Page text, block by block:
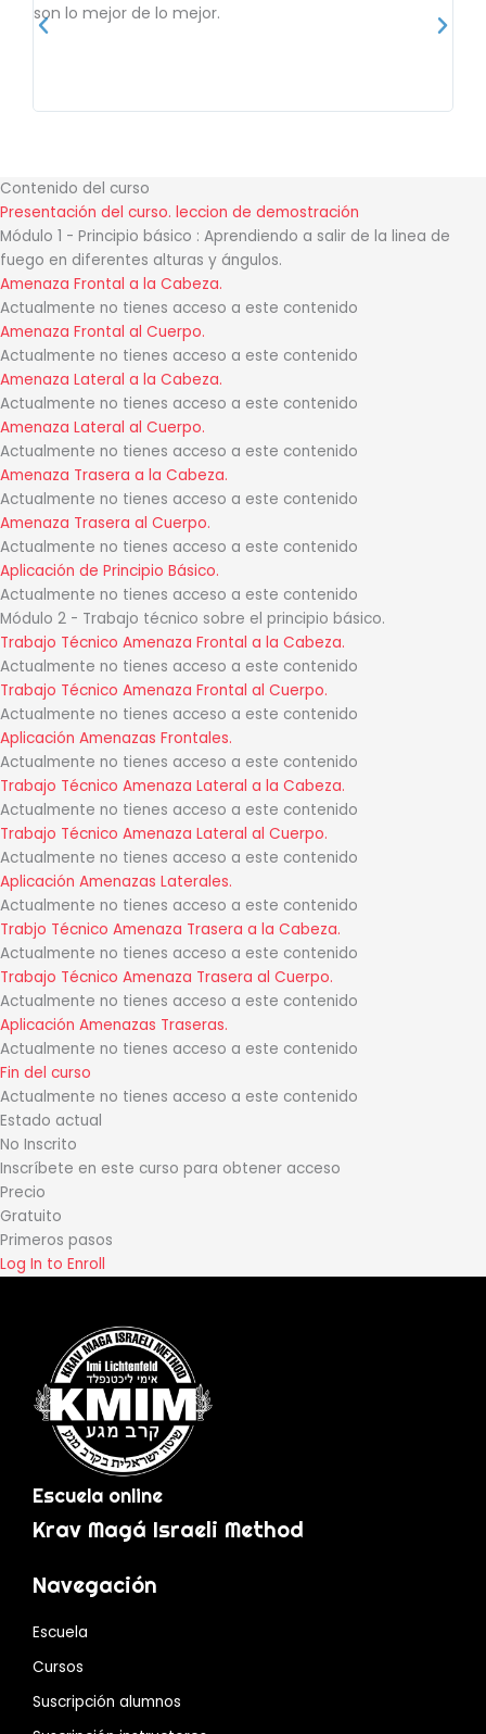
son lo mejor de lo mejor.
Contenido del curso
Presentación del curso. leccion de demostración
Módulo 1 - Principio básico : Aprendiendo a salir de la linea de
fuego en diferentes alturas y ángulos.
Amenaza Frontal a la Cabeza.
Actualmente no tienes acceso a este contenido
Amenaza Frontal al Cuerpo.
Actualmente no tienes acceso a este contenido
Amenaza Lateral a la Cabeza.
Actualmente no tienes acceso a este contenido
Amenaza Lateral al Cuerpo.
Actualmente no tienes acceso a este contenido
Amenaza Trasera a la Cabeza.
Actualmente no tienes acceso a este contenido
Amenaza Trasera al Cuerpo.
Actualmente no tienes acceso a este contenido
Aplicación de Principio Básico.
Actualmente no tienes acceso a este contenido
Módulo 2 - Trabajo técnico sobre el principio básico.
Trabajo Técnico Amenaza Frontal a la Cabeza.
Actualmente no tienes acceso a este contenido
Trabajo Técnico Amenaza Frontal al Cuerpo.
Actualmente no tienes acceso a este contenido
Aplicación Amenazas Frontales.
Actualmente no tienes acceso a este contenido
Trabajo Técnico Amenaza Lateral a la Cabeza.
Actualmente no tienes acceso a este contenido
Trabajo Técnico Amenaza Lateral al Cuerpo.
Actualmente no tienes acceso a este contenido
Aplicación Amenazas Laterales.
Actualmente no tienes acceso a este contenido
Trabjo Técnico Amenaza Trasera a la Cabeza.
Actualmente no tienes acceso a este contenido
Trabajo Técnico Amenaza Trasera al Cuerpo.
Actualmente no tienes acceso a este contenido
Aplicación Amenazas Traseras.
Actualmente no tienes acceso a este contenido
Fin del curso
Actualmente no tienes acceso a este contenido
Estado actual
No Inscrito
Inscríbete en este curso para obtener acceso
Precio
Gratuito
Primeros pasos
Log In to Enroll
Escuela online
Krav Magá Israeli Method
Navegación
Escuela
Cursos
Suscripción alumnos